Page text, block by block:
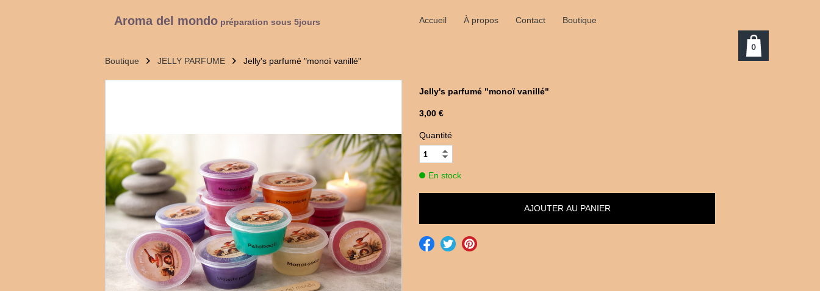
Aroma del mondo préparation sous 5jours Accueil À propos Contact Boutique
Boutique JELLY PARFUME Jelly's parfumé "monoï vanillé"
Jelly's parfumé "monoï vanillé"
3,00 €
Quantité
En stock
0